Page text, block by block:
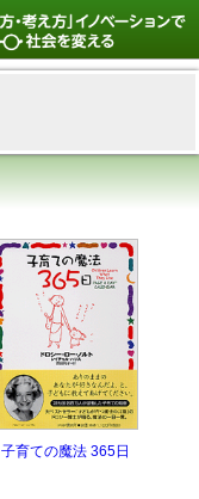
子育ての魔法 365日